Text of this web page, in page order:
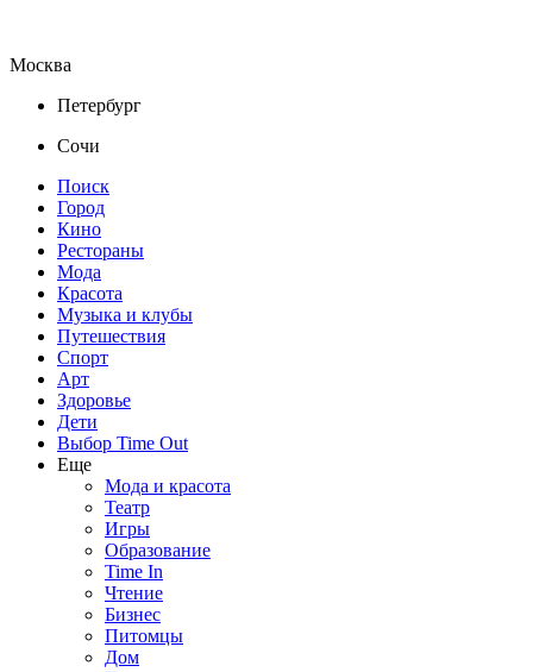
Москва
Петербург
Сочи
Поиск
Город
Кино
Рестораны
Мода
Красота
Музыка и клубы
Путешествия
Спорт
Арт
Здоровье
Дети
Выбор Time Out
Еще
Мода и красота
Театр
Игры
Образование
Time In
Чтение
Бизнес
Питомцы
Дом